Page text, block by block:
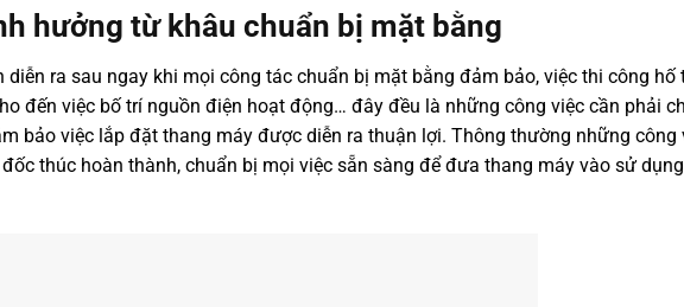
hưởng từ khâu chuẩn bị mặt bằng
ra sau ngay khi mọi công tác chuẩn bị mặt bằng đảm bảo, việc thi công hố
đến việc bố trí nguồn điện hoạt động… đây đều là những công việc cần phải
bảo việc lắp đặt thang máy được diễn ra thuận lợi. Thông thường những công
thúc hoàn thành, chuẩn bị mọi việc sẵn sàng để đưa thang máy vào sử